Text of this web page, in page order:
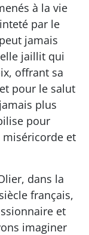
à la vie
par le
jamais
jaillit qui
offrant sa
pour le salut
plus
pour
miséricorde et
dans la
français,
et
imaginer